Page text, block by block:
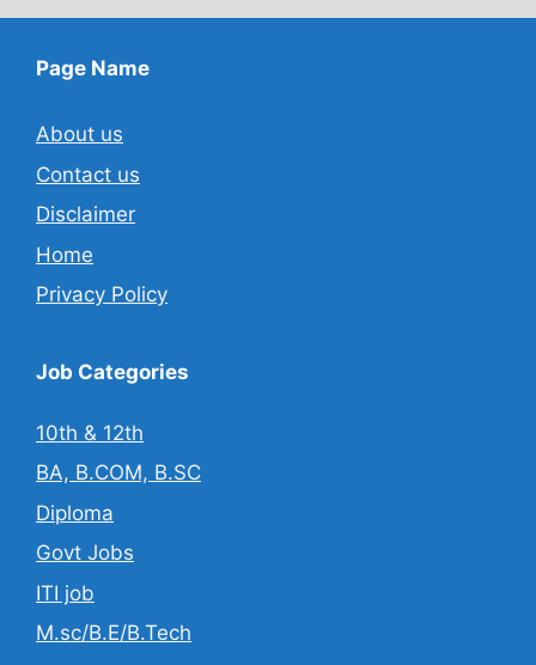
Page Name
About us
Contact us
Disclaimer
Home
Privacy Policy
Job Categories
10th & 12th
BA, B.COM, B.SC
Diploma
Govt Jobs
ITI job
M.sc/B.E/B.Tech